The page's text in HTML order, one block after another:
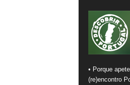
• Porque
(re)encontro